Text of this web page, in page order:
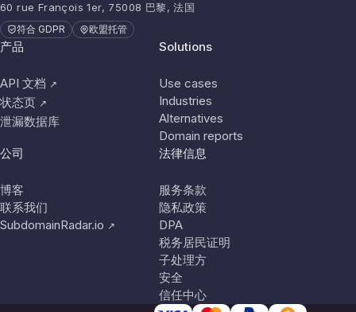
60 rue François 1er, 75008 巴黎, 法国
符合 GDPR 欧盟托管
产品
API 文档 ↗
状态页 ↗
泄漏数据库
Solutions
Use cases
Industries
Alternatives
Domain reports
公司
博客
联系我们
SubdomainRadar.io ↗
法律信息
服务条款
隐私政策
DPA
税务居民证明
子处理方
安全
信任中心